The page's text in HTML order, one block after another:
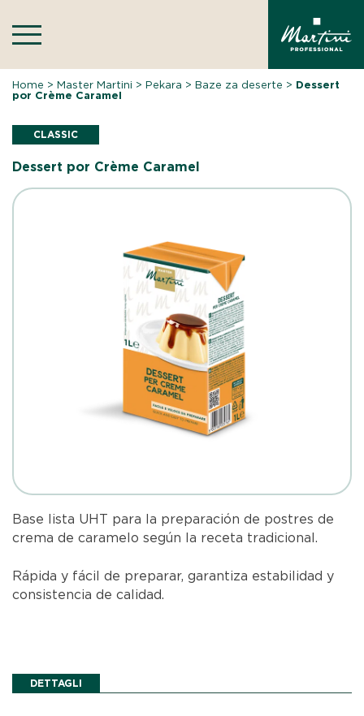
content
Home >Master Martini >Pekara >Baze za deserte > Dessert
por Crème Caramel
CLASSIC
Dessert por Crème Caramel
Base lista UHT para la preparación de postres de
crema de caramelo según la receta tradicional.
Rápida y fácil de preparar, garantiza estabilidad y
consistencia de calidad.
DETTAGLI